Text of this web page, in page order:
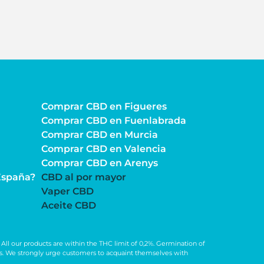
Comprar CBD en Figueres
Comprar CBD en Fuenlabrada
Comprar CBD en Murcia
Comprar CBD en Valencia
Comprar CBD en Arenys
CBD al por mayor
Vaper CBD
Aceite CBD
our products are within the THC limit of 0,2%. Germination of
We strongly urge customers to acquaint themselves with